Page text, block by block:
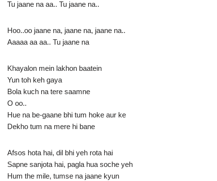
Tu jaane na aa.. Tu jaane na..
Hoo..oo jaane na, jaane na, jaane na..
Aaaaa aa aa.. Tu jaane na
Khayalon mein lakhon baatein
Yun toh keh gaya
Bola kuch na tere saamne
O oo..
Hue na be-gaane bhi tum hoke aur ke
Dekho tum na mere hi bane
Afsos hota hai, dil bhi yeh rota hai
Sapne sanjota hai, pagla hua soche yeh
Hum the mile, tumse na jaane kyun